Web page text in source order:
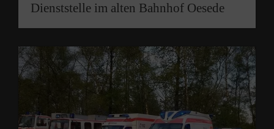
Dienststelle im alten Bahnhof Oesede